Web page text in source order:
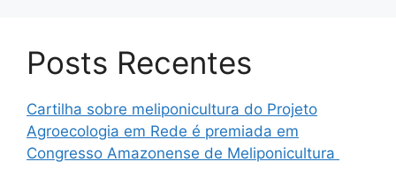
Posts Recentes
Cartilha sobre meliponicultura do Projeto
Agroecologia em Rede é premiada em
Congresso Amazonense de Meliponicultura